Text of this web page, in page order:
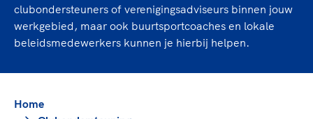
Columns
Handboek Wet- en Regelgeving
Opleidingen en trainingen
Ruimte voor sport
Topsportbeleid
Topsportfinanciering
clubondersteuners of verenigingsadviseurs binnen jouw
werkgebied, maar ook buurtsportcoaches en lokale
beleidsmedewerkers kunnen je hierbij helpen.
Home